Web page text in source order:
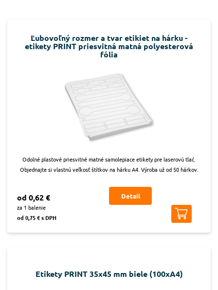
Ľubovoľný rozmer a tvar etikiet na hárku -
etikety PRINT priesvitná matná polyesterová
fólia
Odolné plastové priesvitné matné samolepiace etikety pre laserovú tlač.
Objednajte si vlastnú veľkosť štítkov na hárku A4. Výroba už od 50 hárkov.
od 0,62 €
za 1 balenie
od 0,75 € s DPH
Detail
Etikety PRINT 35x45 mm biele (100xA4)